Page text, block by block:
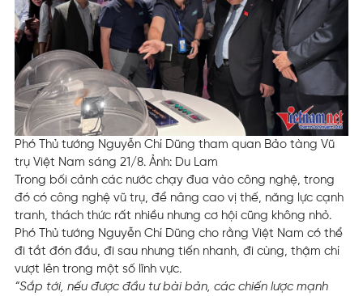
Phó Thủ tướng Nguyễn Chí Dũng tham quan Bảo tàng Vũ
trụ Việt Nam sáng 21/8. Ảnh: Du Lam
Trong bối cảnh các nước chạy đua vào công nghệ, trong
đó có công nghệ vũ trụ, để nâng cao vị thế, năng lực cạnh
tranh, thách thức rất nhiều nhưng cơ hội cũng không nhỏ.
Phó Thủ tướng Nguyễn Chí Dũng cho rằng Việt Nam có thể
đi tắt đón đầu, đi sau nhưng tiến nhanh, đi cùng, thậm chí
vượt lên trong một số lĩnh vực.
“Sắp tới, nếu được đầu tư bài bản, các chiến lược mạnh